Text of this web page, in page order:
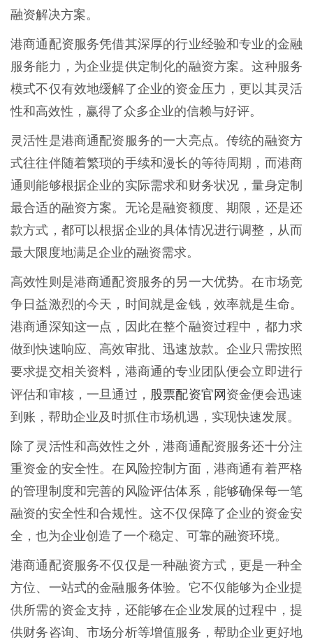
融资解决方案。
港商通配资服务凭借其深厚的行业经验和专业的金融
服务能力，为企业提供定制化的融资方案。这种服务
模式不仅有效地缓解了企业的资金压力，更以其灵活
性和高效性，赢得了众多企业的信赖与好评。
灵活性是港商通配资服务的一大亮点。传统的融资方
式往往伴随着繁琐的手续和漫长的等待周期，而港商
通则能够根据企业的实际需求和财务状况，量身定制
最合适的融资方案。无论是融资额度、期限，还是还
款方式，都可以根据企业的具体情况进行调整，从而
最大限度地满足企业的融资需求。
高效性则是港商通配资服务的另一大优势。在市场竞
争日益激烈的今天，时间就是金钱，效率就是生命。
港商通深知这一点，因此在整个融资过程中，都力求
做到快速响应、高效审批、迅速放款。企业只需按照
要求提交相关资料，港商通的专业团队便会立即进行
评估和审核，一旦通过， 股票配资官网资金便会迅速
到账，帮助企业及时抓住市场机遇，实现快速发展。
除了灵活性和高效性之外，港商通配资服务还十分注
重资金的安全性。在风险控制方面，港商通有着严格
的管理制度和完善的风险评估体系，能够确保每一笔
融资的安全性和合规性。这不仅保障了企业的资金安
全，也为企业创造了一个稳定、可靠的融资环境。
港商通配资服务不仅仅是一种融资方式，更是一种全
方位、一站式的金融服务体验。它不仅能够为企业提
供所需的资金支持，还能够在企业发展的过程中，提
供财务咨询、市场分析等增值服务，帮助企业更好地